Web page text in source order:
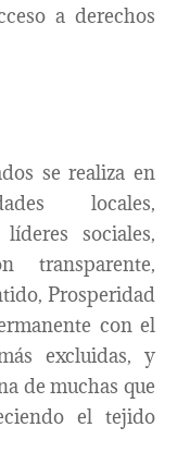
a derechos
se realiza en
locales,
sociales,
transparente,
Prosperidad
con el
excluidas, y
de muchas que
el tejido